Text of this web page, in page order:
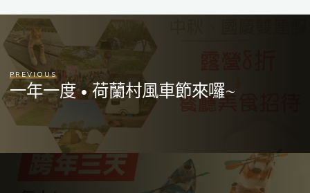
PREVIOUS
一年一度 • 荷蘭村風車節來囉~